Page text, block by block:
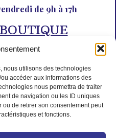
nous utilisons des technologies
accéder aux informations des
nous permettra de traiter
de navigation ou les ID uniques
ou de retirer son consentement peut
et fonctions.
de 9h à 17h
12h30 et de 14h30 à 18h30